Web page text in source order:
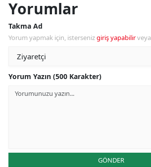
Yorumlar
Takma Ad
Yorum yapmak için, istersenizgiriş yapabilirveya
Yorum Yazın (500 Karakter)
GÖNDER